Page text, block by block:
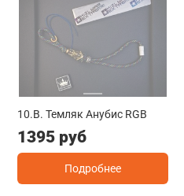
10.B. Темляк Анубис RGB
1395 руб
Подробнее